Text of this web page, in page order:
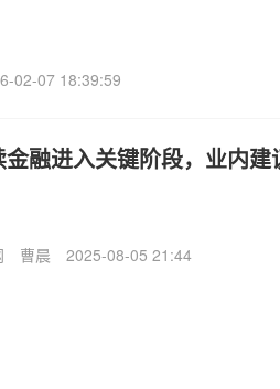
02-07 18:39:59
融进入关键阶段，业内建
曹晨 2025-08-05 21:44